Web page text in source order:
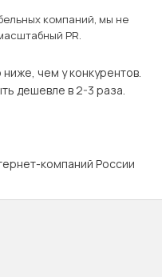
компаний, мы не
PR.
чем у конкурентов.
дешевле в 2-3 раза.
компаний России